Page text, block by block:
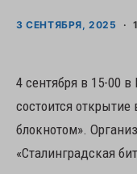
3 СЕНТЯБРЯ, 2025
4 сентября в 15-00
состоится
блокнотом».
«Сталинградская